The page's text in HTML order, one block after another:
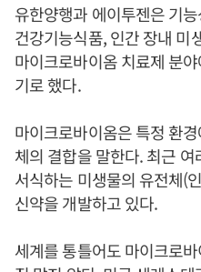
유한양행과 에이투젠은 기
건강기능식품, 인간 장내 미
마이크로바이옴 치료제 분
기로 했다.
마이크로바이옴은 특정 환
체의 결합을 말한다. 최근
서식하는 미생물의 유전체(
신약을 개발하고 있다.
세계를 통틀어도 마이크로